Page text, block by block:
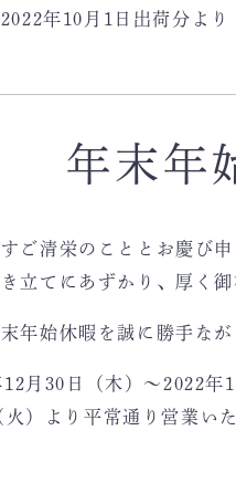
年10月1日出荷分より
年末年
ご清栄のこととお慶び申
立てにあずかり、厚く御
年始休暇を誠に勝手な
月30日（木）～2022年1
）より平常通り営業いた